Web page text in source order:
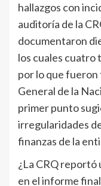
hallazgos con
auditoría de la
documentaron
los cuales cuatro
por lo que fueron
General de la
primer punto
irregularidades
finanzas de la
¿La CRQ reportó
en el informe